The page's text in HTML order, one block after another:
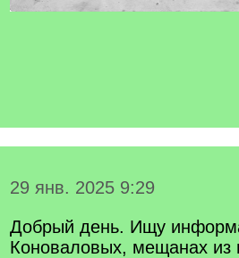
29 янв. 2025 9:29
Добрый день. Ищу
Коноваловых, мещанах из